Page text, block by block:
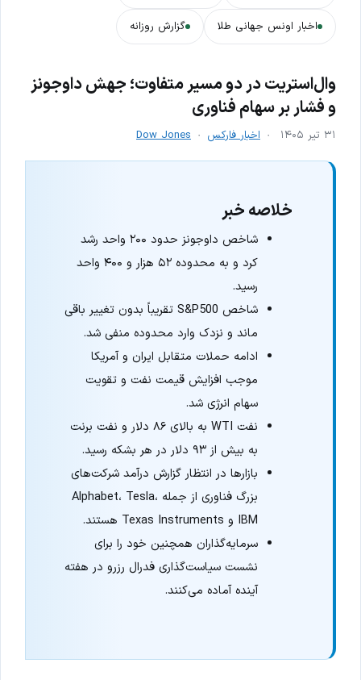
اخبار اونس جهانی طلا گزارش روزانه
وال‌استریت در دو مسیر متفاوت؛ جهش داوجونز
و فشار بر سهام فناوری
۳۱ تیر ۱۴۰۵ اخبار فارکس Dow Jones
خلاصه خبر
شاخص داوجونز حدود ۲۰۰ واحد رشد
کرد و به محدوده ۵۲ هزار و ۴۰۰ واحد
رسید.
شاخص S&P500 تقریباً بدون تغییر باقی
ماند و نزدک وارد محدوده منفی شد.
ادامه حملات متقابل ایران و آمریکا
موجب افزایش قیمت نفت و تقویت
سهام انرژی شد.
نفت WTI به بالای ۸۶ دلار و نفت برنت
به بیش از ۹۳ دلار در هر بشکه رسید.
بازارها در انتظار گزارش درآمد شرکت‌های
بزرگ فناوری از جمله Alphabet، Tesla،
IBM و Texas Instruments هستند.
سرمایه‌گذاران همچنین خود را برای
نشست سیاست‌گذاری فدرال رزرو در هفته
آینده آماده می‌کنند.